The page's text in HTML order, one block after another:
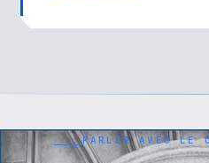
PARLER AVEC LE